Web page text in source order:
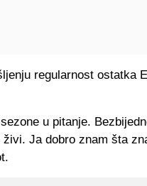
regularnost ostatka
u pitanje.
Ja dobro znam šta